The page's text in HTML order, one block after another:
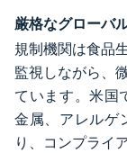
厳格なグローバ
規制機関は食品
監視しながら、
ています。米国
金属、アレルゲ
り、コンプライ